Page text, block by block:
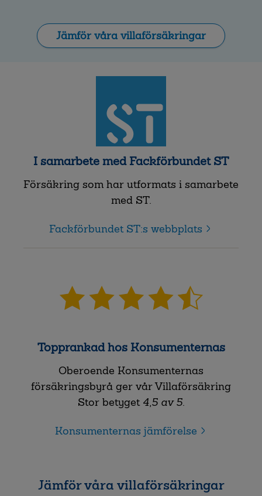
Jämför våra villaförsäkringar
I samarbete med Fackförbundet ST
Försäkring som har utformats i samarbete
med ST.
Fackförbundet ST:s webbplats
Topprankad hos Konsumenternas
Oberoende Konsumenternas
försäkringsbyrå ger vår Villaförsäkring
Stor betyget 4,5 av 5.
Konsumenternas jämförelse
Jämför våra villaförsäkringar